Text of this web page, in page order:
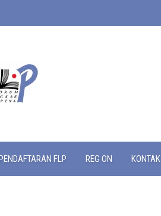
FLP REG ON KONTAK